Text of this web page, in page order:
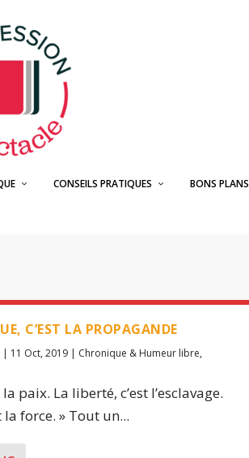
CONSEILS PRATIQUES BONS PLANS
C’EST LA PROPAGANDE
| 11 Oct, 2019| Chronique & Humeur libre,
paix. La liberté, c’est l’esclavage.
la force. » Tout un...